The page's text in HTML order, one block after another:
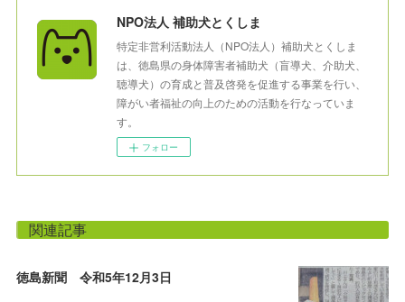
NPO法人 補助犬とくしま
特定非営利活動法人（NPO法人）補助犬とくしま
は、徳島県の身体障害者補助犬（盲導犬、介助犬、
聴導犬）の育成と普及啓発を促進する事業を行い、
障がい者福祉の向上のための活動を行なっていま
す。
フォロー
関連記事
徳島新聞 令和5年12月3日